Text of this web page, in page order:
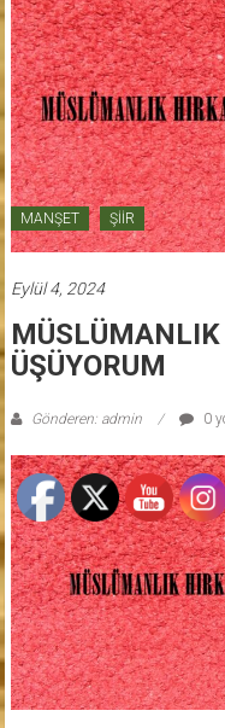
Kahramanmaraş'ın
En
Etkili
Edebiyat
Dergisi
MANŞET ŞİİR
Eylül 4, 2024
ÜŞÜYORUM
Gönderen: admin 0